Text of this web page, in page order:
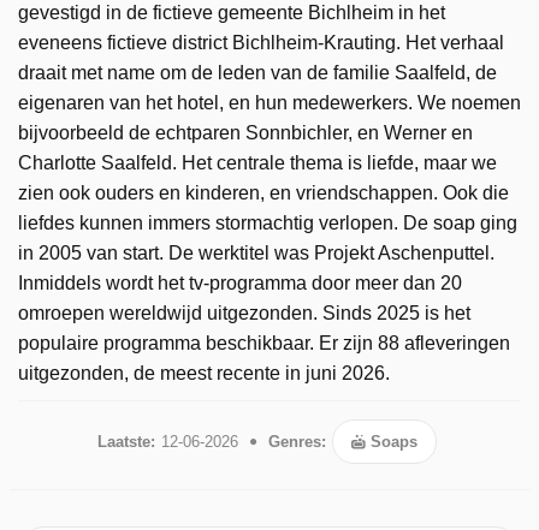
gevestigd in de fictieve gemeente Bichlheim in het
eveneens fictieve district Bichlheim-Krauting. Het verhaal
draait met name om de leden van de familie Saalfeld, de
eigenaren van het hotel, en hun medewerkers. We noemen
bijvoorbeeld de echtparen Sonnbichler, en Werner en
Charlotte Saalfeld. Het centrale thema is liefde, maar we
zien ook ouders en kinderen, en vriendschappen. Ook die
liefdes kunnen immers stormachtig verlopen. De soap ging
in 2005 van start. De werktitel was Projekt Aschenputtel.
Inmiddels wordt het tv-programma door meer dan 20
omroepen wereldwijd uitgezonden. Sinds 2025 is het
populaire programma beschikbaar. Er zijn 88 afleveringen
uitgezonden, de meest recente in juni 2026.
Laatste: 12-06-2026 Genres: Soaps